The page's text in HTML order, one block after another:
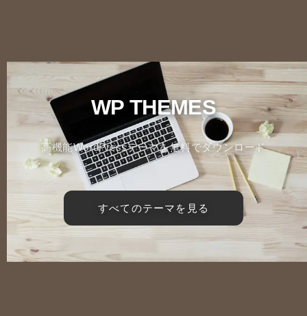
WP THEMES
高機能WordPressテーマを無料でダウンロード
すべてのテーマを見る